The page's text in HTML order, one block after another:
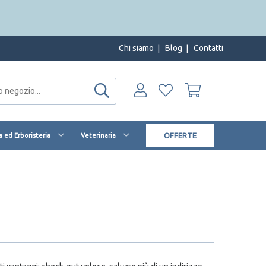
Chi siamo Blog Contatti
ed Erboristeria Veterinaria OFFERTE